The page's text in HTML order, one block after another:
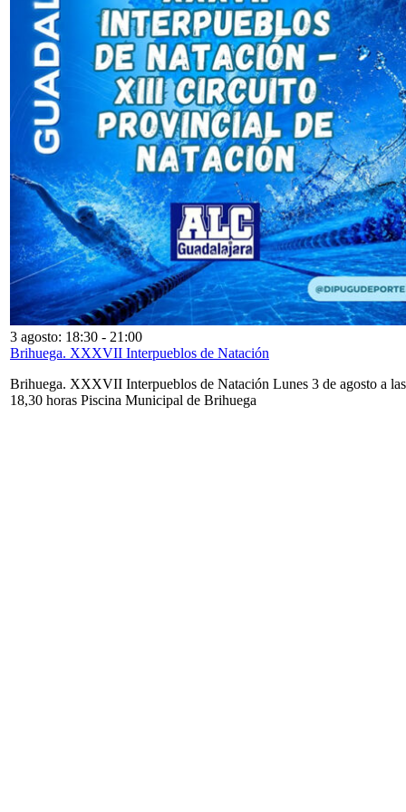
3 agosto: 18:30 - 21:00
Brihuega. XXXVII Interpueblos de Natación
Brihuega. XXXVII Interpueblos de Natación Lunes 3 de agosto a las
18,30 horas Piscina Municipal de Brihuega